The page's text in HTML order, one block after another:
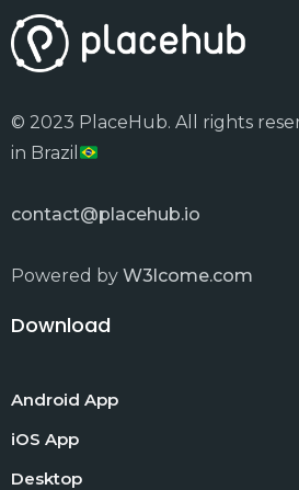
© 2023 PlaceHub. All rights
in Brazil
contact@placehub.io
Powered by W3lcome.com
Download
Android App
iOS App
Desktop